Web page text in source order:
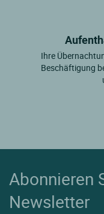
Ihre
Beschäftigung
Abonnieren
Newsletter